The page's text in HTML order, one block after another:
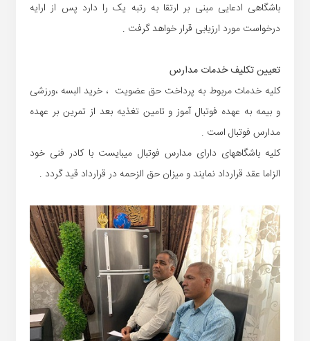
باشگاهی ادعایی مبنی بر ارتقا به رتبه یک را دارد پس از ارایه
درخواست مورد ارزیابی قرار خواهد گرفت .
تعیین تکلیف خدمات مدارس
کلیه خدمات مربوط به پرداخت حق عضویت ، خرید البسه ،ورزشی
و بیمه به عهده فوتبال آموز و تامین تغذیه بعد از تمرین بر عهده
مدارس فوتبال است .
کلیه باشگاههای دارای مدارس فوتبال میبایست با کادر فنی خود
الزاما عقد قرارداد نمایند و میزان حق الزحمه در قرارداد قید گردد .